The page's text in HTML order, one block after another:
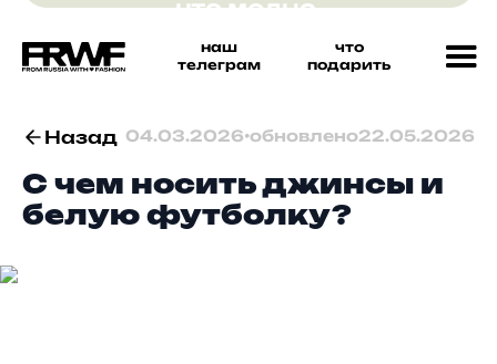
наш
телеграм
что
подарить
Назад 04.03.2026•обновлено22.05.2026
С чем носить джинсы и
белую футболку?